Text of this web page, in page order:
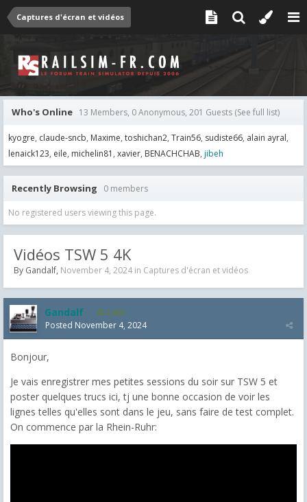
Captures d'écran et vidéos
Who's Online 13 Members, 0 Anonymous, 201 Guests (See full list)
kyogre claude-sncb Maxime toshichan2 Train56 sudiste66 alain ayral
lenaick123 eile michelin81 xavier BENACHCHAB jibeh
Recently Browsing 0 members
No registered users viewing this page.
Vidéos TSW 5 4K
By Gandalf, November 4, 2024 in Captures d'écran et vidéos
Gandalf 2,463
Posted November 4, 2024
Bonjour,
Je vais enregistrer mes petites sessions du soir sur TSW 5 et
poster quelques trucs ici, tj une bonne occasion de voir les
lignes telles qu'elles sont dans le jeu, sans faire de test complet.
On commence par la Rhein-Ruhr: